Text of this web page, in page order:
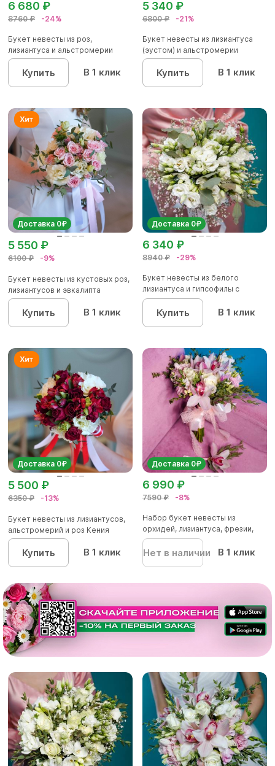
8760 ₽ -24%
6 680 ₽
Букет невесты из роз,
лизиантуса и альстромерии
Купить В 1 клик
6800 ₽ -21%
5 340 ₽
Букет невесты из лизиантуса
(эустом) и альстромерии
Купить В 1 клик
Доставка 0₽
6100 ₽ -9%
5 550 ₽
Букет невесты из кустовых роз,
лизиантусов и эвкалипта
Купить В 1 клик
Доставка 0₽
8940 ₽ -29%
6 340 ₽
Букет невесты из белого
лизиантуса и гипсофилы с
эвкали...
Купить В 1 клик
Доставка 0₽
6350 ₽ -13%
5 500 ₽
Букет невесты из лизиантусов,
альстромерий и роз Кения
Купить В 1 клик
Доставка 0₽
7590 ₽ -8%
6 990 ₽
Набор букет невесты из
орхидей, лизиантуса, фрезии,
роз...
Нет в наличии В 1 клик